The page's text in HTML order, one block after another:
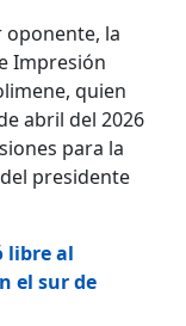
oponente, la
Impresión
quien
abril del 2026
para la
presidente
libre al
el sur de